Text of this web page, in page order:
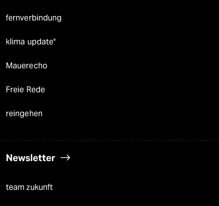
fernverbindung
klima update°
Mauerecho
Freie Rede
reingehen
Newsletter
team zukunft